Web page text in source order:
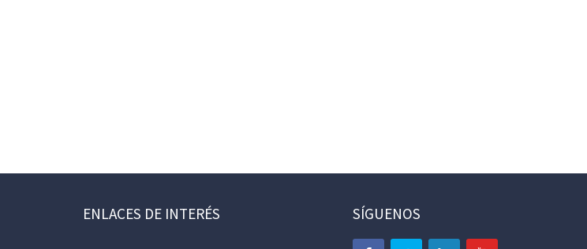
ENLACES DE INTERÉS SÍGUENOS